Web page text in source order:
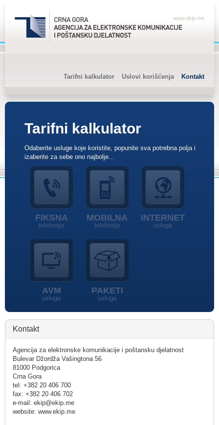
www.ekip.me
Tarifni kalkulator Uslovi korišćenja Kontakt
Tarifni kalkulator
Odaberite usluge koje koristite, popunite sva potrebna polja i
izaberite za sebe ono najbolje...
FIKSNA
telefonija
MOBILNA
telefonija
INTERNET
usluge
AVM
usluge
PAKETI
usluga
Kontakt
Agencija za elektronske komunikacije i poštansku djelatnost
Bulevar Džordža Vašingtona 56
81000 Podgorica
Crna Gora
tel: +382 20 406 700
fax: +382 20 406 702
e-mail: ekip@ekip.me
website: www.ekip.me